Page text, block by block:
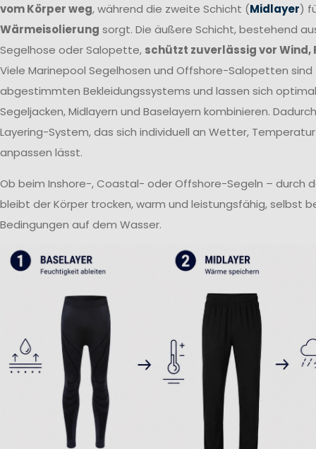
vom Körper weg, während die zweite Schicht (Midlayer)
Wärmeisolierung sorgt. Die äußere Schicht, bestehend
Segelhose oder Salopette, schützt zuverlässig vor Wind,
Viele Marinepool Segelhosen und Offshore-Salopetten sind
abgestimmten Bekleidungssystems und lassen sich
Segeljacken, Midlayern und Baselayern kombinieren.
Layering-System, das sich individuell an Wetter,
anpassen lässt.
Ob beim Inshore-, Coastal- oder Offshore-Segeln – durch
bleibt der Körper trocken, warm und leistungsfähig, selbst
Bedingungen auf dem Wasser.